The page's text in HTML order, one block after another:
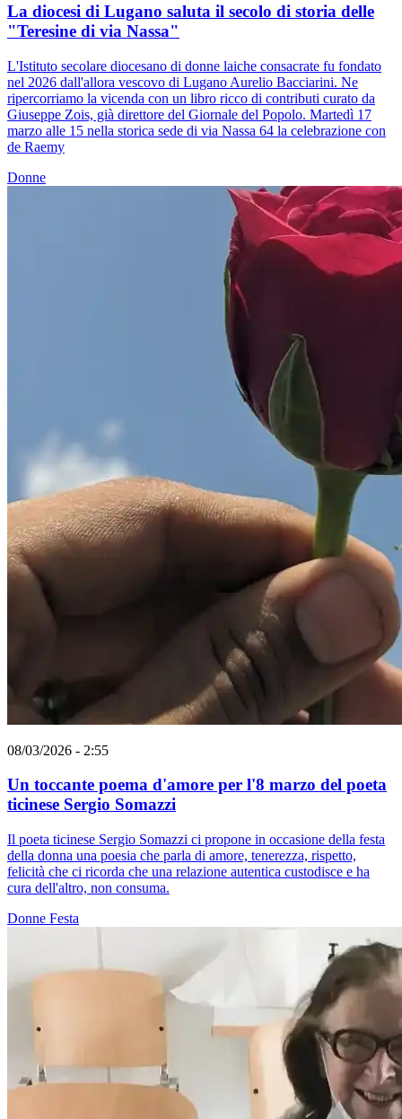
La diocesi di Lugano saluta il secolo di storia delle
"Teresine di via Nassa"
L'Istituto secolare diocesano di donne laiche consacrate fu fondato
nel 2026 dall'allora vescovo di Lugano Aurelio Bacciarini. Ne
ripercorriamo la vicenda con un libro ricco di contributi curato da
Giuseppe Zois, già direttore del Giornale del Popolo. Martedì 17
marzo alle 15 nella storica sede di via Nassa 64 la celebrazione con
de Raemy
Donne
08/03/2026 - 2:55
Un toccante poema d'amore per l'8 marzo del poeta
ticinese Sergio Somazzi
Il poeta ticinese Sergio Somazzi ci propone in occasione della festa
della donna una poesia che parla di amore, tenerezza, rispetto,
felicità che ci ricorda che una relazione autentica custodisce e ha
cura dell'altro, non consuma.
Donne Festa